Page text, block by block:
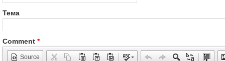
Тема
Comment *
Source